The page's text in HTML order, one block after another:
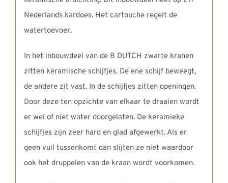
Nederlands kardoes. Het cartouche regelt de
watertoevoer.
In het inbouwdeel van de B DUTCH zwarte kranen
zitten keramische schijfjes. De ene schijf beweegt,
de andere zit vast. In de schijfjes zitten openingen.
Door deze ten opzichte van elkaar te draaien wordt
er wel of niet water doorgelaten. De keramieke
schijfjes zijn zeer hard en glad afgewerkt. Als er
geen vuil tussenkomt dan slijten ze niet waardoor
ook het druppelen van de kraan wordt voorkomen.